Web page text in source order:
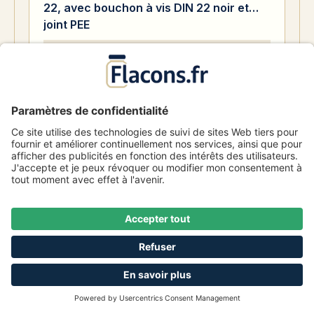
1098 Disponible
22, avec bouchon à vis DIN 22 noir et
joint PEE
Numéro d'article